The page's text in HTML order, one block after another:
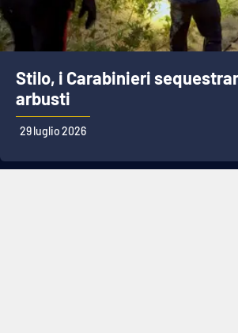
Stilo, i Carabinieri
arbusti
29 luglio 2026